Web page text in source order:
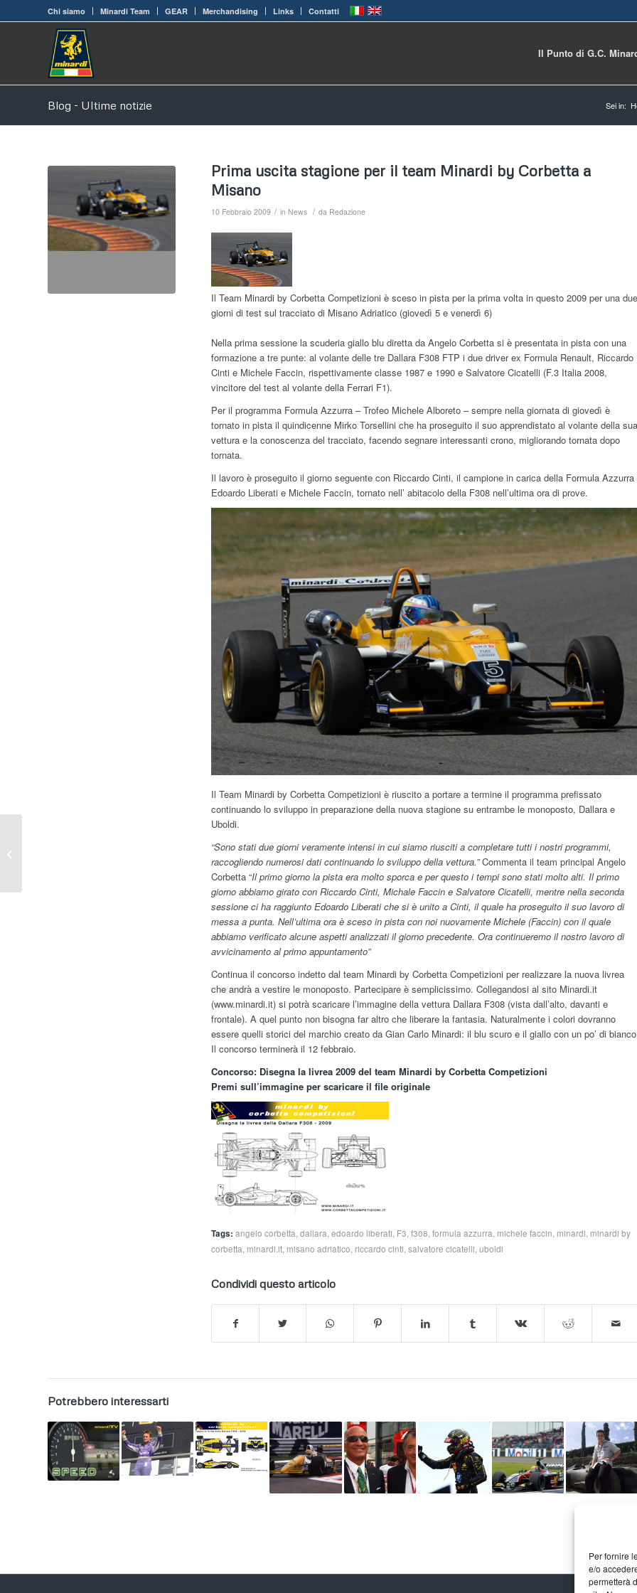
Per fornire
e/o
permetterà
Chi siamo Minardi Team GEAR Merchandising Links Contatti
Il Punto di G.C.
Blog - Ultime notizie Sei in:
Prima uscita stagione per il team Minardi by Corbetta a
Misano
10 Febbraio 2009 / in News / da Redazione
Il Team Minardi by Corbetta Competizioni è sceso in pista per la prima volta in questo 2009 per una due
giorni di test sul tracciato di Misano Adriatico (giovedì 5 e venerdì 6)
Nella prima sessione la scuderia giallo blu diretta da Angelo Corbetta si è presentata in pista con una
formazione a tre punte: al volante delle tre Dallara F308 FTP i due driver ex Formula Renault, Riccardo
Cinti e Michele Faccin, rispettivamente classe 1987 e 1990 e Salvatore Cicatelli (F.3 Italia 2008,
vincitore del test al volante della Ferrari F1).
Per il programma Formula Azzurra – Trofeo Michele Alboreto – sempre nella giornata di giovedì è
tornato in pista il quindicenne Mirko Torsellini che ha proseguito il suo apprendistato al volante della sua
vettura e la conoscenza del tracciato, facendo segnare interessanti crono, migliorando tornata dopo
tornata.
Il lavoro è proseguito il giorno seguente con Riccardo Cinti, il campione in carica della Formula Azzurra
Edoardo Liberati e Michele Faccin, tornato nell’ abitacolo della F308 nell’ultima ora di prove.
Il Team Minardi by Corbetta Competizioni è riuscito a portare a termine il programma prefissato
continuando lo sviluppo in preparazione della nuova stagione su entrambe le monoposto, Dallara e
Uboldi.
“Sono stati due giorni veramente intensi in cui siamo riusciti a completare tutti i nostri programmi,
raccogliendo numerosi dati continuando lo sviluppo della vettura.”Commenta il team principal Angelo
Corbetta “Il primo giorno la pista era molto sporca e per questo i tempi sono stati molto alti. Il primo
giorno abbiamo girato con Riccardo Cinti, Michale Faccin e Salvatore Cicatelli, mentre nella seconda
sessione ci ha raggiunto Edoardo Liberati che si è unito a Cinti, il quale ha proseguito il suo lavoro di
messa a punta. Nell’ultima ora è sceso in pista con noi nuovamente Michele (Faccin) con il quale
abbiamo verificato alcune aspetti analizzati il giorno precedente. Ora continueremo il nostro lavoro di
avvicinamento al primo appuntamento”
Continua il concorso indetto dal team Minardi by Corbetta Competizioni per realizzare la nuova livrea
che andrà a vestire le monoposto. Partecipare è semplicissimo. Collegandosi al sito Minardi.it
(www.minardi.it) si potrà scaricare l’immagine della vettura Dallara F308 (vista dall’alto, davanti e
frontale). A quel punto non bisogna far altro che liberare la fantasia. Naturalmente i colori dovranno
essere quelli storici del marchio creato da Gian Carlo Minardi: il blu scuro e il giallo con un po’ di
Il concorso terminerà il 12 febbraio.
Concorso: Disegna la livrea 2009 del team Minardi by Corbetta Competizioni
Premi sull’immagine per scaricare il file originale
Tags: angelo corbetta dallara edoardo liberati F3 f308 formula azzurra michele faccin minardi minardi by
corbetta minardi.it misano adriatico riccardo cinti salvatore cicatelli uboldi
Condividi questo articolo
Potrebbero interessarti